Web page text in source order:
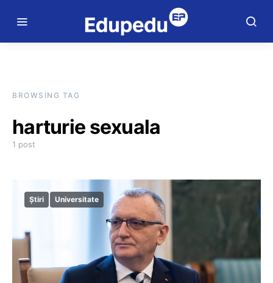
BROWSING TAG
harturie sexuala
1 post
Știri Universitate